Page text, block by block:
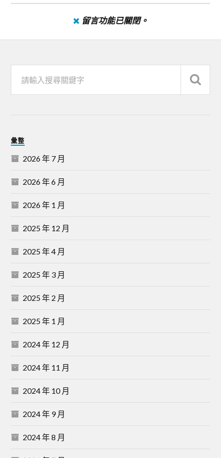
留言功能已關閉。
彙整
2026 年 7 月
2026 年 6 月
2026 年 1 月
2025 年 12 月
2025 年 4 月
2025 年 3 月
2025 年 2 月
2025 年 1 月
2024 年 12 月
2024 年 11 月
2024 年 10 月
2024 年 9 月
2024 年 8 月